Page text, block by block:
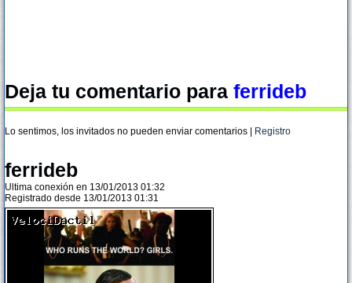
Deja tu comentario para ferrideb
Lo sentimos, los invitados no pueden enviar comentarios | Registro
ferrideb
Ultima conexión en 13/01/2013 01:32
Registrado desde 13/01/2013 01:31